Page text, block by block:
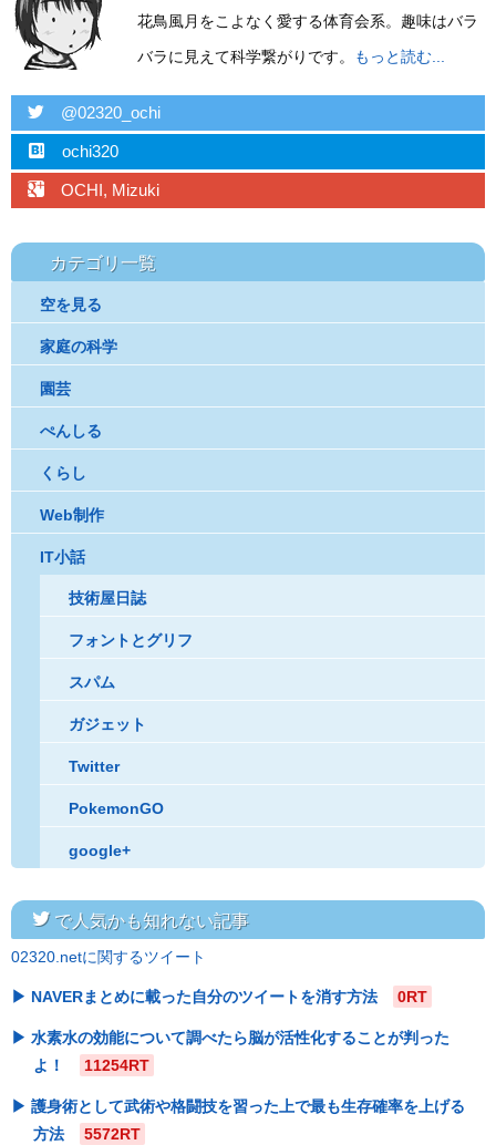
花鳥風月をこよなく愛する体育会系。趣味はバラ
バラに見えて科学繋がりです。
もっと読む...
twitter @02320_ochi
hatebu ochi320
googleplus OCHI, Mizuki
カテゴリ一覧
空を見る
家庭の科学
園芸
ぺんしる
くらし
Web制作
IT小話
技術屋日誌
フォントとグリフ
スパム
ガジェット
Twitter
PokemonGO
google+
twitterで人気かも知れない記事
02320.netに関するツイート
NAVERまとめに載った自分のツイートを消す方法 0RT
水素水の効能について調べたら脳が活性化することが判った
よ！
11254RT
護身術として武術や格闘技を習った上で最も生存確率を上げる
方法
5572RT